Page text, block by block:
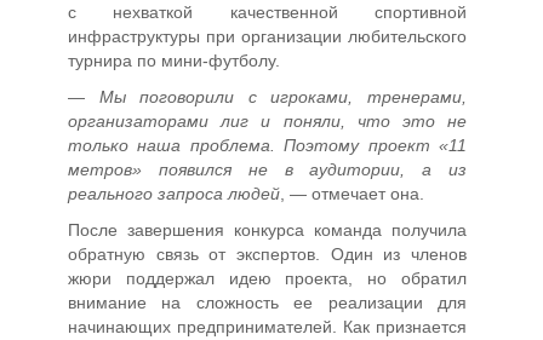
с нехваткой качественной спортивной
инфраструктуры при организации любительского
турнира по мини-футболу.
— Мы поговорили с игроками, тренерами,
организаторами лиг и поняли, что это не
только наша проблема. Поэтому проект «11
метров» появился не в аудитории, а из
реального запроса людей , — отмечает она.
После завершения конкурса команда получила
обратную связь от экспертов. Один из членов
жюри поддержал идею проекта, но обратил
внимание на сложность ее реализации для
начинающих предпринимателей. Как признается